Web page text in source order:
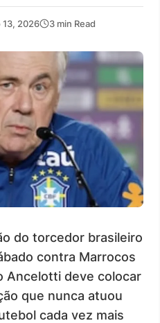
13, 2026 3 min Read
do torcedor brasileiro
contra Marrocos
Ancelotti deve colocar
que nunca atuou
cada vez mais